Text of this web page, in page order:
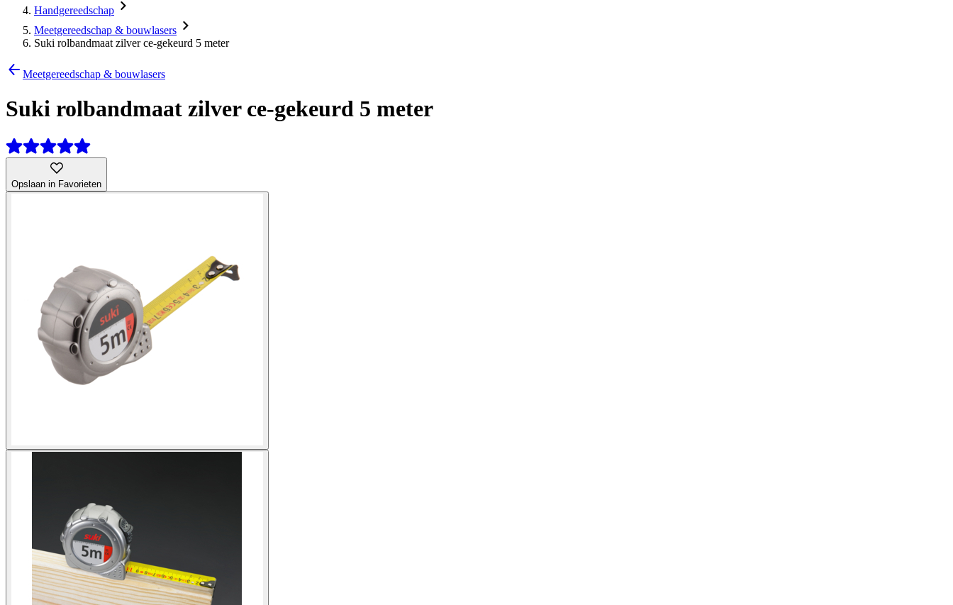
Handgereedschap
Meetgereedschap & bouwlasers
Suki rolbandmaat zilver ce-gekeurd 5 meter
Meetgereedschap & bouwlasers
Suki rolbandmaat zilver ce-gekeurd 5 meter
Opslaan in Favorieten